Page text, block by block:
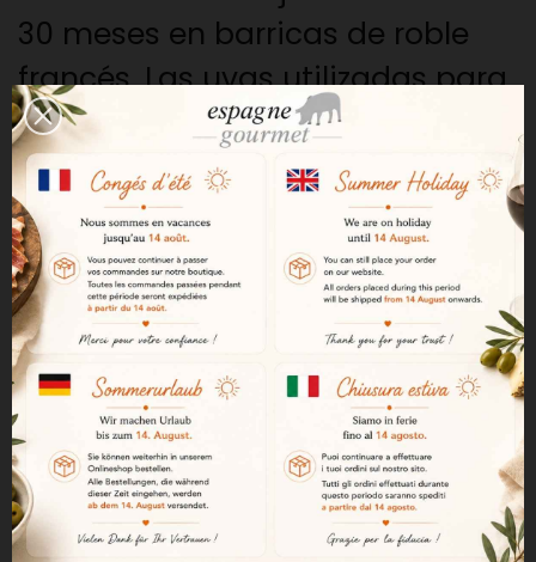
30 meses en barricas de roble
francés. Las uvas utilizadas para
la elaboración de este vino
proceden de un pequeño viñedo
de Syrah situado en el valle de
Aragona, al norte de Jumilla. De
color púrpura oscuro, intenso y
seductor, en boca es muy
sabroso, con notas ahumadas y
sabores ricos y maduros de
arándanos, moras y otras bayas
silvestres.